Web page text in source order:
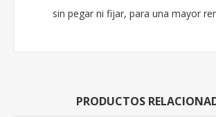
sin pegar ni fijar, para una mayor
PRODUCTOS